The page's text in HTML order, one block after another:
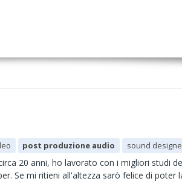
post produzione audio sound
20 anni, ho lavorato con i migliori studi
Se mi ritieni all'altezza sarò felice di poter